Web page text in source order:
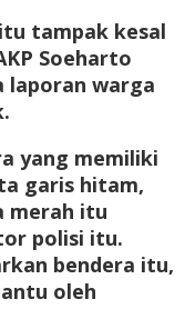
tampak kesal
Soeharto
laporan warga
yang memiliki
garis hitam,
merah itu
polisi itu.
bendera itu,
oleh